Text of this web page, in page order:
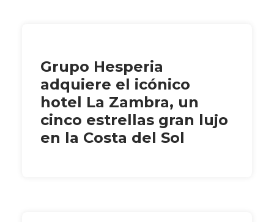
Grupo Hesperia
adquiere el icónico
hotel La Zambra, un
cinco estrellas gran lujo
en la Costa del Sol